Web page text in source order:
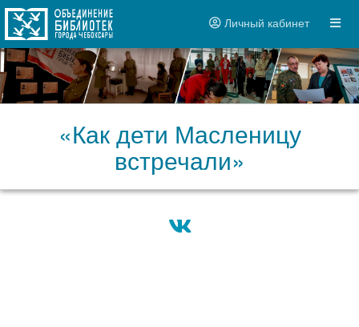
Личный кабинет
«Как дети Масленицу
встречали»